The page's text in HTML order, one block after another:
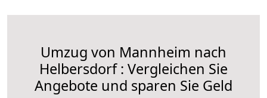
Umzug von Mannheim nach
Helbersdorf : Vergleichen Sie
Angebote und sparen Sie Geld